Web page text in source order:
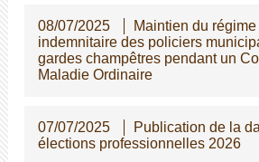
08/07/2025
Maintien du régime
indemnitaire des policiers
gardes champêtres pendant un
Maladie Ordinaire
07/07/2025
Publication de la
élections professionnelles 2026